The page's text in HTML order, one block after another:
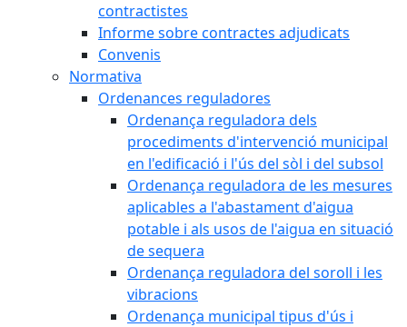
contractistes
Informe sobre contractes adjudicats
Convenis
Normativa
Ordenances reguladores
Ordenança reguladora dels
procediments d'intervenció municipal
en l'edificació i l'ús del sòl i del subsol
Ordenança reguladora de les mesures
aplicables a l'abastament d'aigua
potable i als usos de l'aigua en situació
de sequera
Ordenança reguladora del soroll i les
vibracions
Ordenança municipal tipus d'ús i